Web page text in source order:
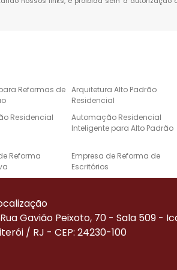
Reformas de
Arquitetura Alto Padrão
Residencial
Residencial
Automação Residencial
Inteligente para Alto Padrão
Reforma
Empresa de Reforma de
Escritórios
Residenciais de
Serviço de Automação
Rua Gavião Peixoto, 70 - Sala 509 -
/ RJ - CEP: 24230-100